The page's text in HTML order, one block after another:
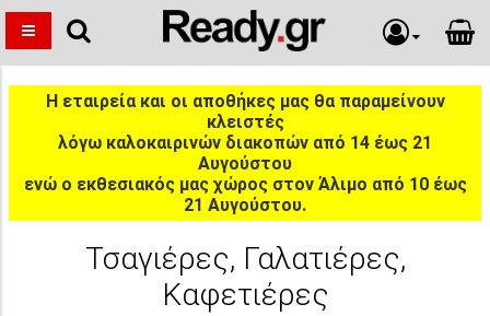
Η εταιρεία και οι αποθήκες μας θα παραμείνουν
κλειστές
λόγω καλοκαιρινών διακοπών από 14 έως 21
Αυγούστου
ενώ ο εκθεσιακός μας χώρος στον Άλιμο από 10 έως
21 Αυγούστου.
Τσαγιέρες, Γαλατιέρες,
Καφετιέρες